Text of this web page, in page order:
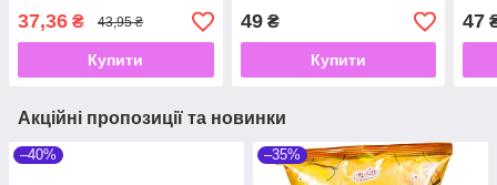
37,36 ₴ 43,95 ₴
Купити
49₴
Купити
47
Акційні пропозиції та новинки
–40% –35%